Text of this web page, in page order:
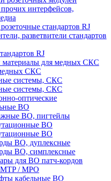
интерфейсов,
стандартов RJ
разветвители стандартов
RJ
материалы для медных СКС
СКС
системы, СКС
системы, СКС
оптические
ВО
ВО, пигтейлы
ВО
ВО
ВО, дуплексные
ВО, симплексные
для ВО патч-кордов
/ MPO
кабельные ВО